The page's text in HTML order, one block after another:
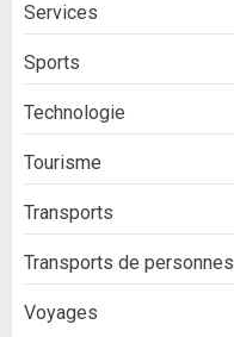
Services
Sports
Technologie
Tourisme
Transports
Transports de personnes
Voyages